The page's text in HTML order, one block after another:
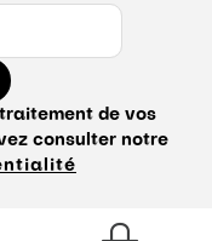
de vos
consulter notre